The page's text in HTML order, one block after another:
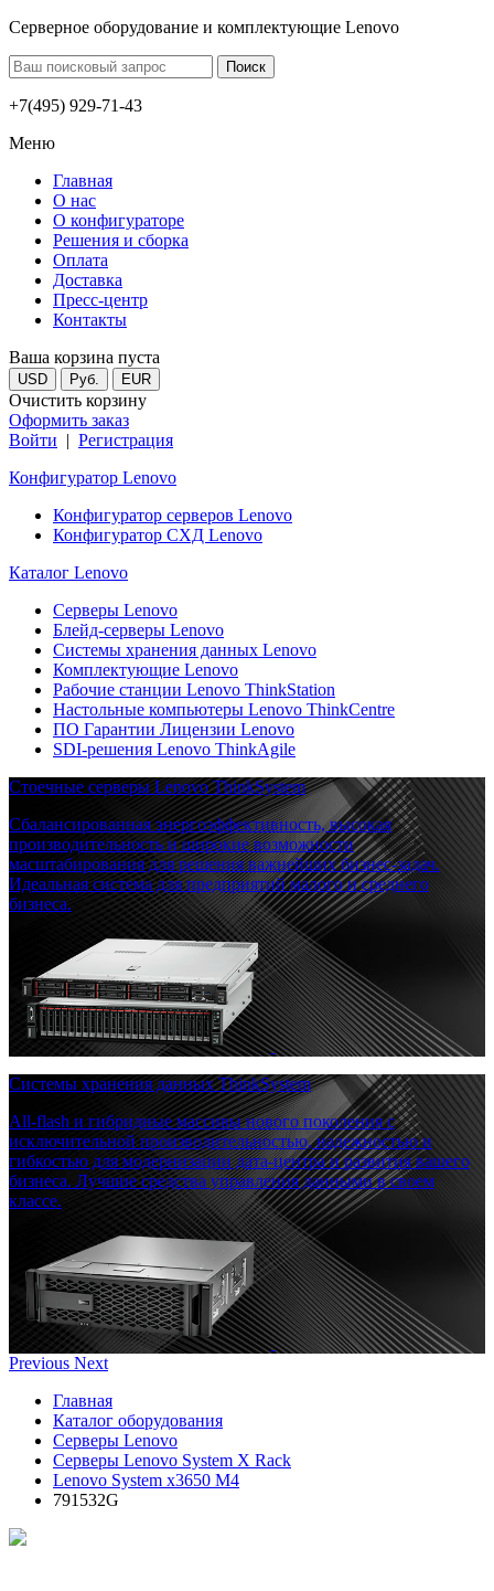
Серверное оборудование и комплектующие Lenovo
+7(495) 929-71-43
Меню
Главная
О нас
О конфигураторе
Решения и сборка
Оплата
Доставка
Пресс-центр
Контакты
Ваша корзина пуста
USD Руб. EUR
Очистить корзину
Оформить заказ
Войти | Регистрация
Конфигуратор Lenovo
Конфигуратор серверов Lenovo
Конфигуратор СХД Lenovo
Каталог Lenovo
Серверы Lenovo
Блейд-серверы Lenovo
Системы хранения данных Lenovo
Комплектующие Lenovo
Рабочие станции Lenovo ThinkStation
Настольные компьютеры Lenovo ThinkCentre
ПО Гарантии Лицензии Lenovo
SDI-решения Lenovo ThinkAgile
Стоечные серверы Lenovo ThinkSystem
Сбалансированная энергоэффективность, высокая
производительность и широкие возможности
масштабирования для решения важнейших бизнес-задач.
Идеальная система для предприятий малого и среднего
бизнеса.
Системы хранения данных ThinkSystem
All-flash и гибридные массивы нового поколения с
исключительной производительностью, надежностью и
гибкостью для модернизации дата-центра и развития вашего
бизнеса. Лучшие средства управления данными в своем
классе.
Previous Next
Главная
Каталог оборудования
Серверы Lenovo
Серверы Lenovo System X Rack
Lenovo System x3650 M4
791532G